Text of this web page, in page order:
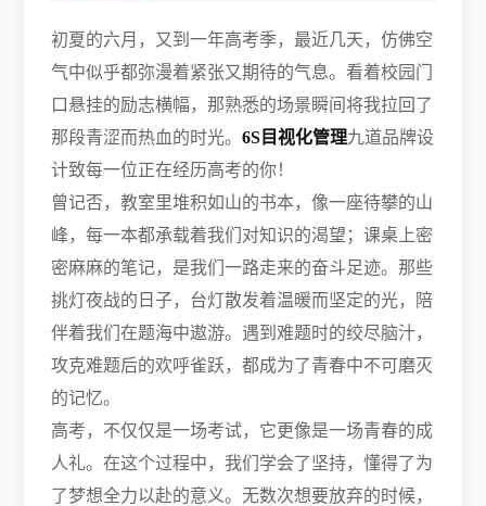
初夏的六月，又到一年高考季，最近几天，仿佛空
气中似乎都弥漫着紧张又期待的气息。看着校园门
口悬挂的励志横幅，那熟悉的场景瞬间将我拉回了
那段青涩而热血的时光。 6S目视化管理九道品牌设
计致每一位正在经历高考的你！
曾记否，教室里堆积如山的书本，像一座待攀的山
峰，每一本都承载着我们对知识的渴望；课桌上密
密麻麻的笔记，是我们一路走来的奋斗足迹。那些
挑灯夜战的日子，台灯散发着温暖而坚定的光，陪
伴着我们在题海中遨游。遇到难题时的绞尽脑汁，
攻克难题后的欢呼雀跃，都成为了青春中不可磨灭
的记忆。
高考，不仅仅是一场考试，它更像是一场青春的成
人礼。在这个过程中，我们学会了坚持，懂得了为
了梦想全力以赴的意义。无数次想要放弃的时候，